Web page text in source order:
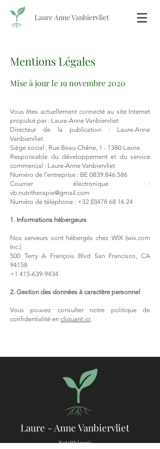
Laure Anne Vanbiervliet
Mentions Légales
Mise à jour le 19 novembre 2020
Vous êtes actuellement connecté au site Internet
propulsé par : Laure-Anne Vanbiervliet
Directeur de la publication : Laure-Anne
Vanbiervliet
Siège social : Rue Beau-Chêne, 1 - 1380 Lasne
Responsable du développement et du service
commercial : Laure-Anne Vanbiervliet
Numéro de l’entreprise : BE 0839.846.586
Courrier électronique :
vb.nutritherapie@gmail.com
Numéro de téléphone : +32 (0)478 68 16 24
1. Informations hébergeurs
Nos serveurs sont hébergés chez WIX (wix.com
Inc.)
500 Terry A François Blvd San Francisco, CA
94158
+1 415-639-9434
2. Gestion des données à caractère personnel
Vous pouvez consulter notre politique de
confidentialité en cliquant ici.
Laure - Anne Vanbiervliet
Nutrithérapie